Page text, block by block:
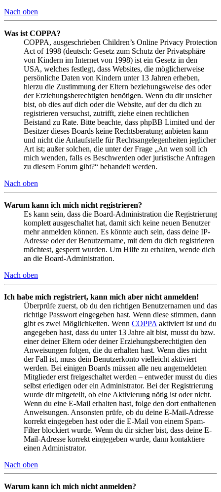
Nach oben
Was ist COPPA?
COPPA, ausgeschrieben Children’s Online Privacy Protection
Act of 1998 (deutsch: Gesetz zum Schutz der Privatsphäre
von Kindern im Internet von 1998) ist ein Gesetz in den
USA, welches festlegt, dass Websites, die möglicherweise
persönliche Daten von Kindern unter 13 Jahren erheben,
hierzu die Zustimmung der Eltern beziehungsweise des oder
der Erziehungsberechtigten benötigen. Wenn du dir unsicher
bist, ob dies auf dich oder die Website, auf der du dich zu
registrieren versuchst, zutrifft, ziehe einen rechtlichen
Beistand zu Rate. Bitte beachte, dass phpBB Limited und der
Besitzer dieses Boards keine Rechtsberatung anbieten kann
und nicht die Anlaufstelle für Rechtsangelegenheiten jeglicher
Art ist; außer solchen, die unter der Frage „An wen soll ich
mich wenden, falls es Beschwerden oder juristische Anfragen
zu diesem Forum gibt?“ behandelt werden.
Nach oben
Warum kann ich mich nicht registrieren?
Es kann sein, dass die Board-Administration die Registrierung
komplett ausgeschaltet hat, damit sich keine neuen Benutzer
mehr anmelden können. Es könnte auch sein, dass deine IP-
Adresse oder der Benutzername, mit dem du dich registrieren
möchtest, gesperrt wurden. Um Hilfe zu erhalten, wende dich
an die Board-Administration.
Nach oben
Ich habe mich registriert, kann mich aber nicht anmelden!
Überprüfe zuerst, ob du den richtigen Benutzernamen und das
richtige Passwort eingegeben hast. Wenn diese stimmen, dann
gibt es zwei Möglichkeiten. Wenn COPPA aktiviert ist und du
angegeben hast, dass du unter 13 Jahre alt bist, musst du bzw.
einer deiner Eltern oder deiner Erziehungsberechtigten den
Anweisungen folgen, die du erhalten hast. Wenn dies nicht
der Fall ist, muss dein Benutzerkonto vielleicht aktiviert
werden. Bei einigen Boards müssen alle neu angemeldeten
Mitglieder erst freigeschaltet werden – entweder musst du dies
selbst erledigen oder ein Administrator. Bei der Registrierung
wurde dir mitgeteilt, ob eine Aktivierung nötig ist oder nicht.
Wenn du eine E-Mail erhalten hast, folge den dort enthaltenen
Anweisungen. Ansonsten prüfe, ob du deine E-Mail-Adresse
korrekt eingegeben hast oder die E-Mail von einem Spam-
Filter blockiert wurde. Wenn du dir sicher bist, dass deine E-
Mail-Adresse korrekt eingegeben wurde, dann kontaktiere
einen Administrator.
Nach oben
Warum kann ich mich nicht anmelden?